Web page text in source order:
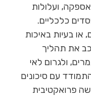
ועלולות
כלכליים.
או בעיות באיכות
את תהליך
ולגרום לאי
עם סיכונים
פרואקטיבית